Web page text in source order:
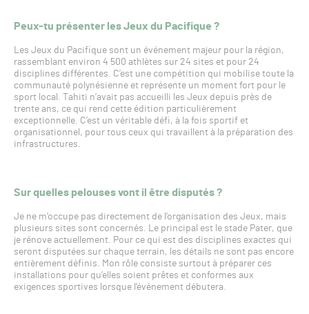
Peux-tu présenter les Jeux du Pacifique ?
Les Jeux du Pacifique sont un événement majeur pour la région,
rassemblant environ 4 500 athlètes sur 24 sites et pour 24
disciplines différentes. C’est une compétition qui mobilise toute la
communauté polynésienne et représente un moment fort pour le
sport local. Tahiti n’avait pas accueilli les Jeux depuis près de
trente ans, ce qui rend cette édition particulièrement
exceptionnelle. C’est un véritable défi, à la fois sportif et
organisationnel, pour tous ceux qui travaillent à la préparation des
infrastructures.
Sur quelles pelouses vont il être disputés ?
Je ne m’occupe pas directement de l’organisation des Jeux, mais
plusieurs sites sont concernés. Le principal est le stade Pater, que
je rénove actuellement. Pour ce qui est des disciplines exactes qui
seront disputées sur chaque terrain, les détails ne sont pas encore
entièrement définis. Mon rôle consiste surtout à préparer ces
installations pour qu’elles soient prêtes et conformes aux
exigences sportives lorsque l’événement débutera.